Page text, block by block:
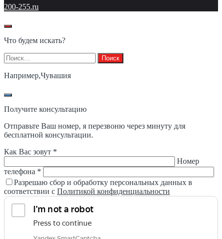
200-255.ru
Что будем искать?
Найти:
Например,Чувашия
Получите консультацию
Отправьте Ваш номер, я перезвоню через минуту для
бесплатной консультации.
Как Вас зовут *
Номер
телефона *
Разрешаю сбор и обработку персональных данных в
соответствии с Политикой конфиденциальности